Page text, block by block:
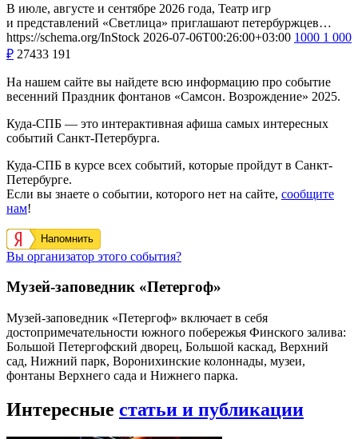
В июле, августе и сентябре 2026 года, Театр игр
и представлений «Светлица» приглашают петербуржцев…
https://schema.org/InStock 2026-07-06T00:26:00+03:00 1000 1 000
₽ 27433 191
На нашем сайте вы найдете всю информацию про событие
весенний Праздник фонтанов «Самсон. Возрождение» 2025.
Куда-СПБ — это интерактивная афиша самых интересных
событий Санкт-Петербурга.
Куда-СПБ в курсе всех событий, которые пройдут в Санкт-
Петербурге.
Если вы знаете о событии, которого нет на сайте, сообщите
нам!
Напомнить
Вы организатор этого события?
Музей-заповедник «Петергоф»
Музей-заповедник «Петергоф» включает в себя
достопримечательности южного побережья Финского залива:
Большой Петергофский дворец, Большой каскад, Верхний
сад, Нижний парк, Воронихинские колоннады, музеи,
фонтаны Верхнего сада и Нижнего парка.
Интересные статьи и публикации